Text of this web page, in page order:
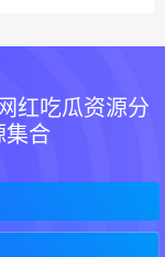
红吃瓜资源分
集合